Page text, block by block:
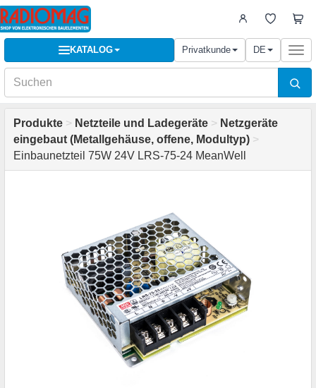
KATALOG Privatkunde DE
Produkte > Netzteile und Ladegeräte > Netzgeräte
eingebaut (Metallgehäuse, offene, Modultyp) >
Einbaunetzteil 75W 24V LRS-75-24 MeanWell